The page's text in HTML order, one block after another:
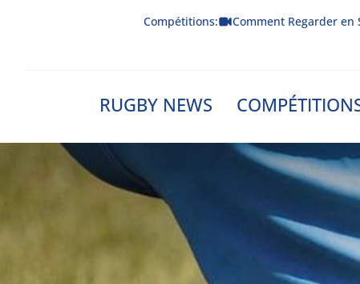
Compétitions: Comment Regarder en
RUGBY NEWS